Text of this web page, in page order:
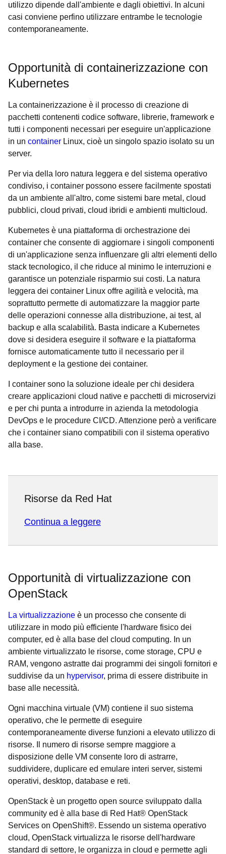
utilizzo dipende dall'ambiente e dagli obiettivi. In alcuni
casi conviene perfino utilizzare entrambe le tecnologie
contemporaneamente.
Opportunità di containerizzazione con
Kubernetes
La containerizzazione è il processo di creazione di
pacchetti contenenti codice software, librerie, framework e
tutti i componenti necessari per eseguire un'applicazione
in un container Linux, cioè un singolo spazio isolato su un
server.
Per via della loro natura leggera e del sistema operativo
condiviso, i container possono essere facilmente spostati
da un ambiente all'altro, come sistemi bare metal, cloud
pubblici, cloud privati, cloud ibridi e ambienti multicloud.
Kubernetes è una piattaforma di orchestrazione dei
container che consente di aggiornare i singoli componenti
di un'applicazione senza influenzare gli altri elementi dello
stack tecnologico, il che riduce al minimo le interruzioni e
garantisce un potenziale risparmio sui costi. La natura
leggera dei container Linux offre agilità e velocità, ma
soprattutto permette di automatizzare la maggior parte
delle operazioni connesse alla distribuzione, ai test, al
backup e alla scalabilità. Basta indicare a Kubernetes
dove si desidera eseguire il software e la piattaforma
fornisce automaticamente tutto il necessario per il
deployment e la gestione dei container.
I container sono la soluzione ideale per chi desidera
creare applicazioni cloud native e pacchetti di microservizi
e per chi punta a introdurre in azienda la metodologia
DevOps e le procedure CI/CD. Attenzione però a verificare
che i container siano compatibili con il sistema operativo
alla base.
Risorse da Red Hat
Continua a leggere
Opportunità di virtualizzazione con
OpenStack
La virtualizzazione è un processo che consente di
utilizzare in modo più efficiente l'hardware fisico dei
computer, ed è alla base del cloud computing. In un
ambiente virtualizzato le risorse, come storage, CPU e
RAM, vengono astratte dai programmi dei singoli fornitori e
suddivise da un hypervisor, prima di essere distribuite in
base alle necessità.
Ogni macchina virtuale (VM) contiene il suo sistema
operativo, che le permette di eseguire
contemporaneamente diverse funzioni a elevato utilizzo di
risorse. Il numero di risorse sempre maggiore a
disposizione delle VM consente loro di astrarre,
suddividere, duplicare ed emulare interi server, sistemi
operativi, desktop, database e reti.
OpenStack è un progetto open source sviluppato dalla
community ed è alla base di Red Hat® OpenStack
Services on OpenShift®. Essendo un sistema operativo
cloud, OpenStack virtualizza le risorse dell'hardware
standard di settore, le organizza in cloud e permette agli